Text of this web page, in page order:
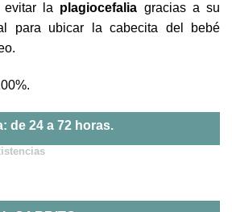
evitar la plagiocefalia gracias a su
para ubicar la cabecita del bebé
de 24 a 72 horas.